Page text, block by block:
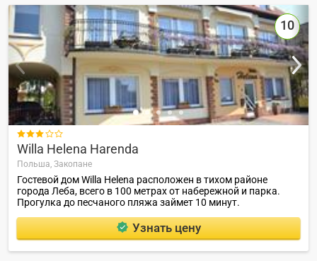
10

Willa Helena Harenda
Польша, Закопане
Гостевой дом Willa Helena расположен в тихом районе
города Леба, всего в 100 метрах от набережной и парка.
Прогулка до песчаного пляжа займет 10 минут.
Узнать цену